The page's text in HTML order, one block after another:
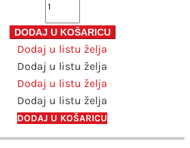
bijela
1kg
količina
DODAJ U KOŠARICU
Dodaj u listu želja
Dodaj u listu želja
Dodaj u listu želja
Dodaj u listu želja
DODAJ U KOŠARICU